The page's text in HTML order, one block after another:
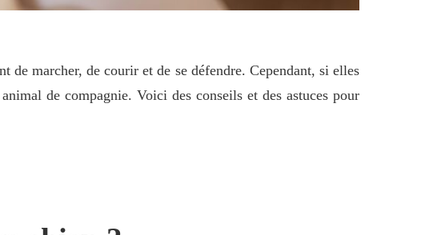
de marcher, de courir et de se défendre. Cependant, si elles
de compagnie. Voici des conseils et des astuces pour